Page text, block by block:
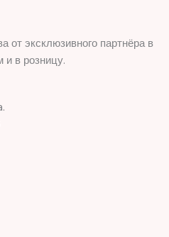
от эксклюзивного партнёра в
в розницу.